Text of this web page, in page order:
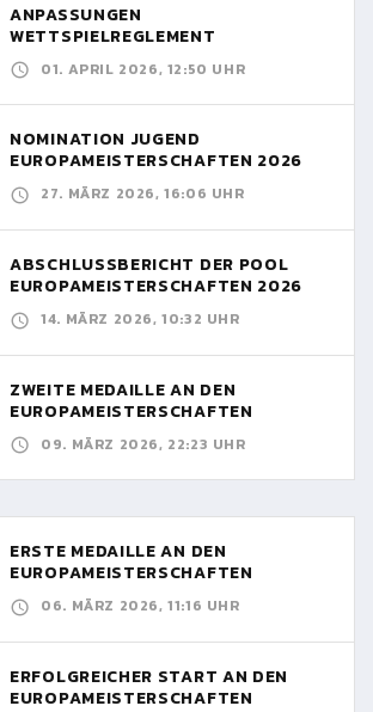
ANPASSUNGEN
WETTSPIELREGLEMENT
01. APRIL 2026, 12:50 UHR
NOMINATION JUGEND
EUROPAMEISTERSCHAFTEN 2026
27. MÄRZ 2026, 16:06 UHR
ABSCHLUSSBERICHT DER POOL
EUROPAMEISTERSCHAFTEN 2026
14. MÄRZ 2026, 10:32 UHR
ZWEITE MEDAILLE AN DEN
EUROPAMEISTERSCHAFTEN
09. MÄRZ 2026, 22:23 UHR
ERSTE MEDAILLE AN DEN
EUROPAMEISTERSCHAFTEN
06. MÄRZ 2026, 11:16 UHR
ERFOLGREICHER START AN DEN
EUROPAMEISTERSCHAFTEN